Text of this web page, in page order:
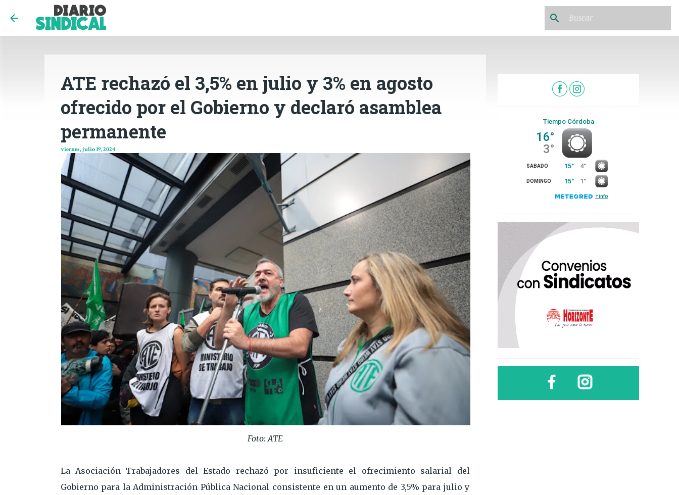
ATE rechazó el 3,5% en julio y 3% en agosto
ofrecido por el Gobierno y declaró asamblea
permanente
viernes, julio 19, 2024
Foto: ATE
La Asociación Trabajadores del Estado rechazó por insuficiente el ofrecimiento salarial del
Gobierno para la Administración Pública Nacional consistente en un aumento de 3,5% para julio y